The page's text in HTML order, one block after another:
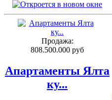
Продажа:
808.500.000 руб
Апартаменты Ялта
ку...